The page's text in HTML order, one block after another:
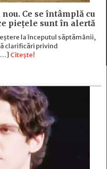
Ce se întâmplă cu
piețele sunt în alertă
la începutul săptămânii,
clarificări privind
Citește!